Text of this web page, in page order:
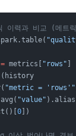
이력과 비교 (메트
= metrics[ "rows"
(history
"metric = 'rows'"
"value"
0 ])